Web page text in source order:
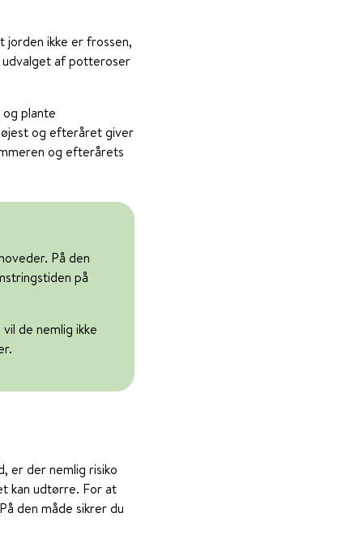
jorden ikke er frossen,
af potteroser
plante
og efteråret giver
og efterårets
På den
på
de nemlig ikke
er der nemlig risiko
kan udtørre. For at
den måde sikrer du